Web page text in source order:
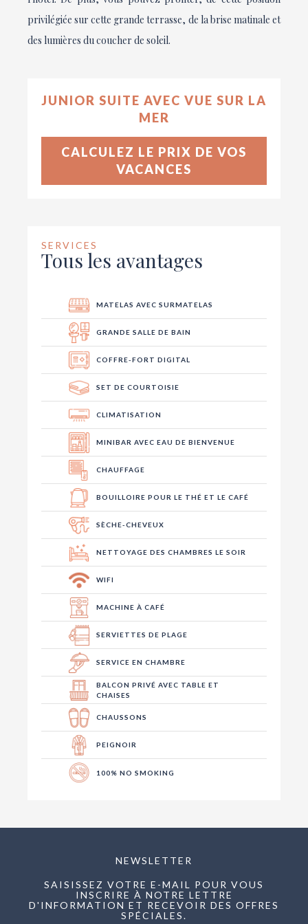
privilégiée sur cette grande terrasse, de la brise matinale et
des lumières du coucher de soleil.
JUNIOR SUITE AVEC VUE SUR LA
MER
CALCULEZ LE PRIX DE VOS
VACANCES
SERVICES
Tous les avantages
MATELAS AVEC SURMATELAS
GRANDE SALLE DE BAIN
COFFRE-FORT DIGITAL
SET DE COURTOISIE
CLIMATISATION
MINIBAR AVEC EAU DE BIENVENUE
CHAUFFAGE
BOUILLOIRE POUR LE THÉ ET LE CAFÉ
SÈCHE-CHEVEUX
NETTOYAGE DES CHAMBRES LE SOIR
WIFI
MACHINE À CAFÉ
SERVIETTES DE PLAGE
SERVICE EN CHAMBRE
BALCON PRIVÉ AVEC TABLE ET
CHAISES
CHAUSSONS
PEIGNOIR
100% NO SMOKING
NEWSLETTER
SAISISSEZ VOTRE E-MAIL POUR VOUS
INSCRIRE À NOTRE LETTRE
D'INFORMATION ET RECEVOIR DES OFFRES
SPÉCIALES.